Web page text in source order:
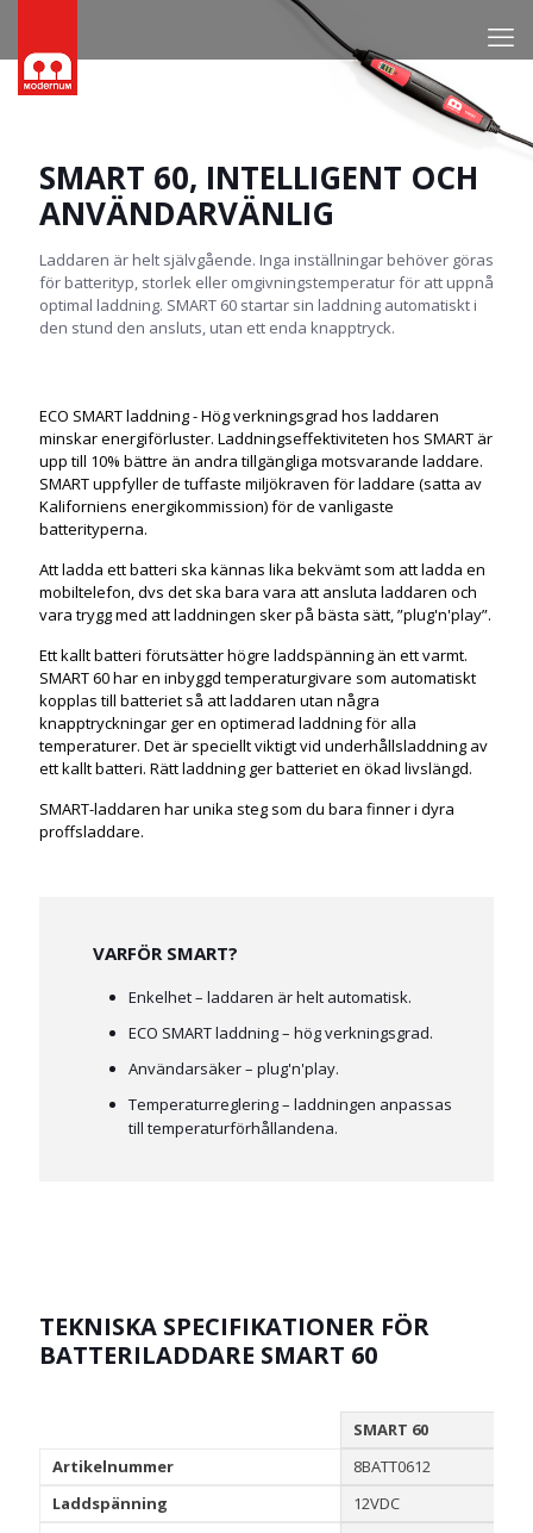
SMART 60, INTELLIGENT OCH
ANVÄNDARVÄNLIG
Laddaren är helt självgående. Inga inställningar behöver göras
för batterityp, storlek eller omgivningstemperatur för att uppnå
optimal laddning. SMART 60 startar sin laddning automatiskt i
den stund den ansluts, utan ett enda knapptryck.
ECO SMART laddning - Hög verkningsgrad hos laddaren
minskar energiförluster. Laddningseffektiviteten hos SMART är
upp till 10% bättre än andra tillgängliga motsvarande laddare.
SMART uppfyller de tuffaste miljökraven för laddare (satta av
Kaliforniens energikommission) för de vanligaste
batterityperna.
Att ladda ett batteri ska kännas lika bekvämt som att ladda en
mobiltelefon, dvs det ska bara vara att ansluta laddaren och
vara trygg med att laddningen sker på bästa sätt, ”plug'n'play”.
Ett kallt batteri förutsätter högre laddspänning än ett varmt.
SMART 60 har en inbyggd temperaturgivare som automatiskt
kopplas till batteriet så att laddaren utan några
knapptryckningar ger en optimerad laddning för alla
temperaturer. Det är speciellt viktigt vid underhållsladdning av
ett kallt batteri. Rätt laddning ger batteriet en ökad livslängd.
SMART-laddaren har unika steg som du bara finner i dyra
proffsladdare.
VARFÖR SMART?
Enkelhet – laddaren är helt automatisk.
ECO SMART laddning – hög verkningsgrad.
Användarsäker – plug'n'play.
Temperaturreglering – laddningen anpassas
till temperaturförhållandena.
TEKNISKA SPECIFIKATIONER FÖR
BATTERILADDARE SMART 60
SMART 60
Artikelnummer
8BATT0612
Laddspänning
12VDC